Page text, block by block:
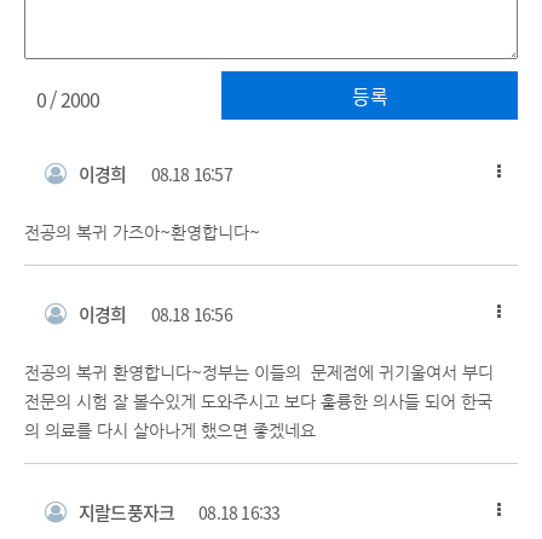
등록
0/ 2000
이경희 08.18 16:57
전공의 복귀 가즈아~환영합니다~
이경희 08.18 16:56
전공의 복귀 환영합니다~정부는 이들의 문제점에 귀기울여서 부디
전문의 시험 잘 볼수있게 도와주시고 보다 훌륭한 의사들 되어 한국
의 의료를 다시 살아나게 했으면 좋겠네요
지랄드풍자크 08.18 16:33